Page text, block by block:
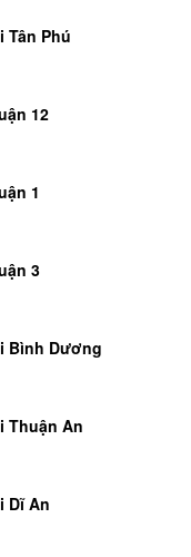
Tân Phú
12
1
3
Bình Dương
Thuận An
Dĩ An